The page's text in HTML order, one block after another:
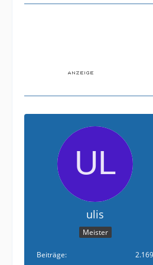
ulis
Meister
Beiträge 2.169